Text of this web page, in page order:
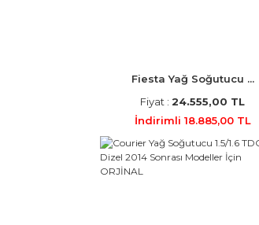
Fiesta Yağ Soğutucu ...
Fiyat : 24.555,00 TL
İndirimli 18.885,00 TL